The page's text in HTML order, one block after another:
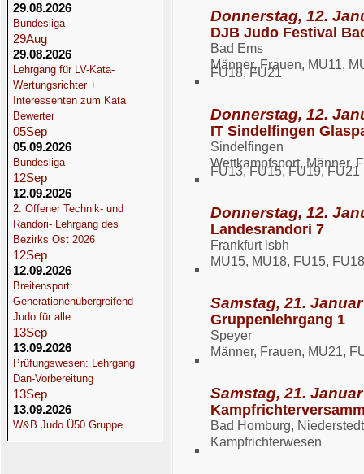
29.08.2026
Bundesliga
29Aug
29.08.2026
Lehrgang für LV-Kata-
Wertungsrichter +
Interessenten zum Kata
Bewerter
05Sep
05.09.2026
Bundesliga
12Sep
12.09.2026
2. Offener Technik- und
Randori- Lehrgang des
Bezirks Ost 2026
12Sep
12.09.2026
Breitensport:
Generationenübergreifend –
Judo für alle
13Sep
13.09.2026
Prüfungswesen: Lehrgang
Dan-Vorbereitung
13Sep
13.09.2026
W&B Judo Ü50 Gruppe
Donnerstag, 12.
DJB Judo Festival
Bad Ems
Männer, Frauen, MU11,
FU18, FU21
Donnerstag, 12.
IT Sindelfingen
Sindelfingen
Wettkampfsport, Männer,
FU13, FU15, FU19, FU21
Donnerstag, 12.
Landesrandori 7
Frankfurt lsbh
MU15, MU18, FU15,
Samstag, 21.
Gruppenlehrgang 1
Speyer
Männer, Frauen, MU21,
Samstag, 21.
Bad Homburg,
Kampfrichterwesen